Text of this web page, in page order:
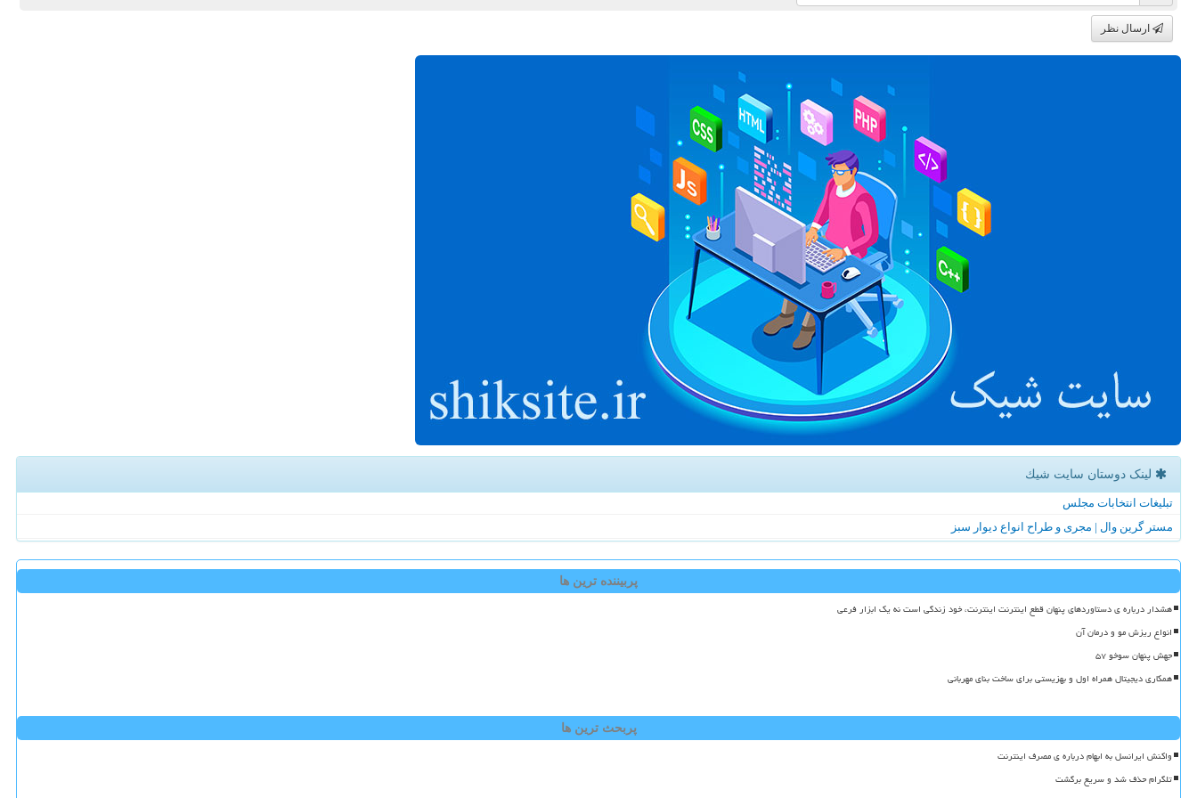
ارسال نظر
لینک دوستان سایت شیك
تبلیغات انتخابات مجلس
مستر گرین وال | مجری و طراح انواع دیوار سبز
پربیننده ترین ها
هشدار درباره ی دستاوردهای پنهان قطع اینترنت اینترنت، خود زندگی است نه یک ابزار فرعی
انواع ریزش مو و درمان آن
جهش پنهان سوخو ۵۷
همکاری دیجیتال همراه اول و بهزیستی برای ساخت بنای مهربانی
پربحث ترین ها
واکنش ایرانسل به ابهام درباره ی مصرف اینترنت
تلگرام حذف شد و سریع برگشت